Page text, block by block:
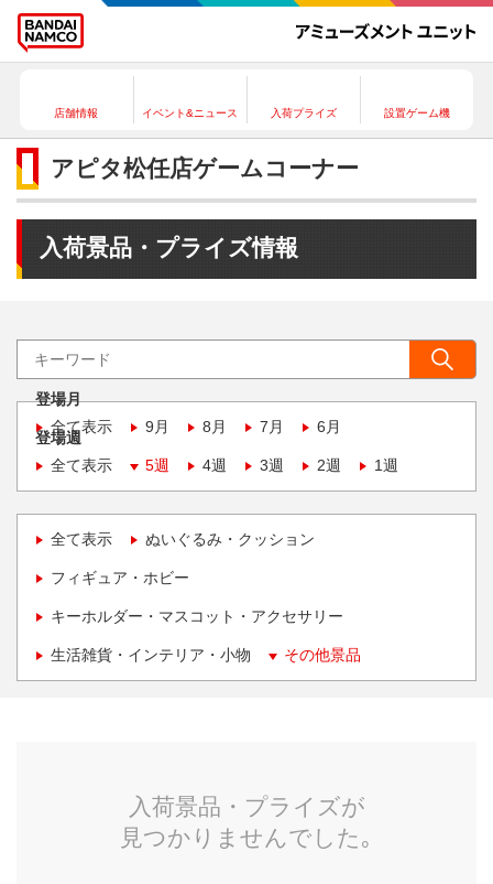
店舗情報 イベント&ニュース 入荷プライズ 設置ゲーム機
アピタ松任店ゲームコーナー
入荷景品・プライズ情報
登場月
全て表示
9月 8月 7月 6月
登場週
全て表示
5週 4週 3週 2週 1週
全て表示 ぬいぐるみ・クッション
フィギュア・ホビー
キーホルダー・マスコット・アクセサリー
生活雑貨・インテリア・小物 その他景品